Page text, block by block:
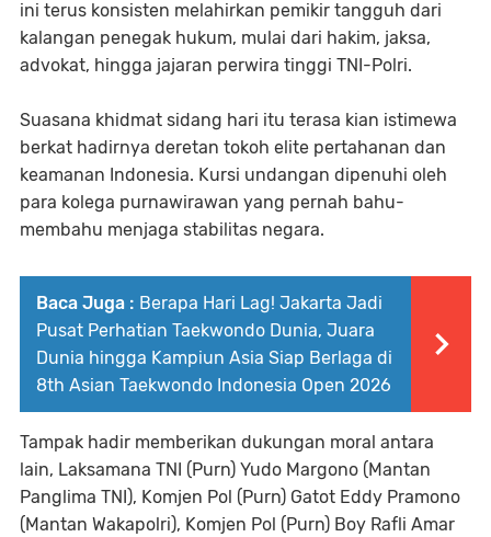
ini terus konsisten melahirkan pemikir tangguh dari
kalangan penegak hukum, mulai dari hakim, jaksa,
advokat, hingga jajaran perwira tinggi TNI-Polri.
Suasana khidmat sidang hari itu terasa kian istimewa
berkat hadirnya deretan tokoh elite pertahanan dan
keamanan Indonesia. Kursi undangan dipenuhi oleh
para kolega purnawirawan yang pernah bahu-
membahu menjaga stabilitas negara.
Baca Juga : Berapa Hari Lag! Jakarta Jadi
Pusat Perhatian Taekwondo Dunia, Juara
Dunia hingga Kampiun Asia Siap Berlaga di
8th Asian Taekwondo Indonesia Open 2026
Tampak hadir memberikan dukungan moral antara
lain, Laksamana TNI (Purn) Yudo Margono (Mantan
Panglima TNI), Komjen Pol (Purn) Gatot Eddy Pramono
(Mantan Wakapolri), Komjen Pol (Purn) Boy Rafli Amar